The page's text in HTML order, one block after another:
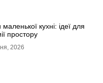
кухні: ідеї для
простору
2026